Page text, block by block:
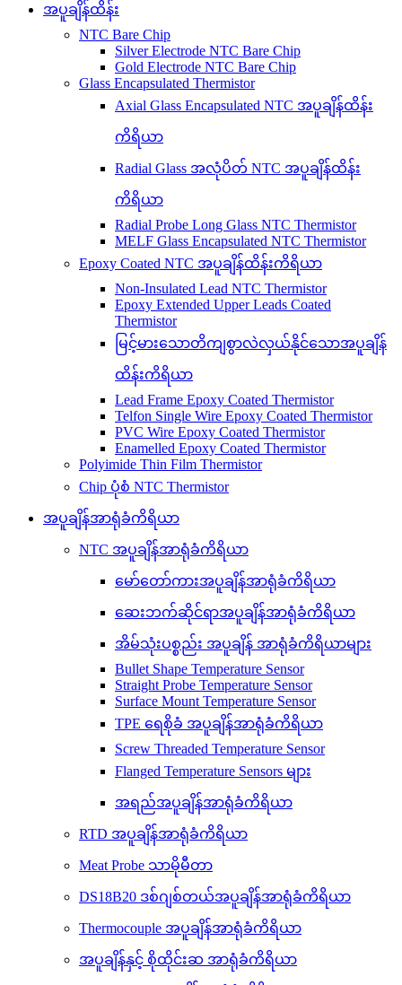
အပူချိန်ထိန်း
NTC Bare Chip
Silver Electrode NTC Bare Chip
Gold Electrode NTC Bare Chip
Glass Encapsulated Thermistor
Axial Glass Encapsulated NTC အပူချိန်ထိန်း
ကိရိယာ
Radial Glass အလုံပိတ် NTC အပူချိန်ထိန်း
ကိရိယာ
Radial Probe Long Glass NTC Thermistor
MELF Glass Encapsulated NTC Thermistor
Epoxy Coated NTC အပူချိန်ထိန်းကိရိယာ
Non-Insulated Lead NTC Thermistor
Epoxy Extended Upper Leads Coated
Thermistor
မြင့်မားသောတိကျစွာလဲလှယ်နိုင်သောအပူချိန်
ထိန်းကိရိယာ
Lead Frame Epoxy Coated Thermistor
Telfon Single Wire Epoxy Coated Thermistor
PVC Wire Epoxy Coated Thermistor
Enamelled Epoxy Coated Thermistor
Polyimide Thin Film Thermistor
Chip ပုံစံ NTC Thermistor
အပူချိန်အာရုံခံကိရိယာ
NTC အပူချိန်အာရုံခံကိရိယာ
မော်တော်ကားအပူချိန်အာရုံခံကိရိယာ
ဆေးဘက်ဆိုင်ရာအပူချိန်အာရုံခံကိရိယာ
အိမ်သုံးပစ္စည်း အပူချိန် အာရုံခံကိရိယာများ
Bullet Shape Temperature Sensor
Straight Probe Temperature Sensor
Surface Mount Temperature Sensor
TPE ရေစိုခံ အပူချိန်အာရုံခံကိရိယာ
Screw Threaded Temperature Sensor
Flanged Temperature Sensors များ
အရည်အပူချိန်အာရုံခံကိရိယာ
RTD အပူချိန်အာရုံခံကိရိယာ
Meat Probe သာမိုမီတာ
DS18B20 ဒစ်ဂျစ်တယ်အပူချိန်အာရုံခံကိရိယာ
Thermocouple အပူချိန်အာရုံခံကိရိယာ
အပူချိန်နှင့် စိုထိုင်းဆ အာရုံခံကိရိယာ